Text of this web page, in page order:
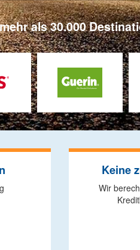
als 30.000
Keine
Wir